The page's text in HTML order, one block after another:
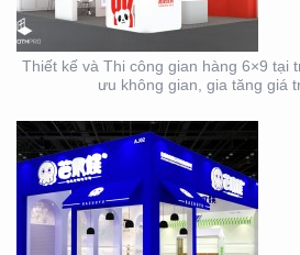
Thiết kế và Thi công gian hàng 6×9 tại
ưu không gian, gia tăng giá
GIAN HÀNG BAZUUYU
DỊCH VỤ THIẾT KẾ VÀ
THI CÔNG GIAN HÀNG